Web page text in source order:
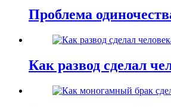
Проблема
Как развод сделал